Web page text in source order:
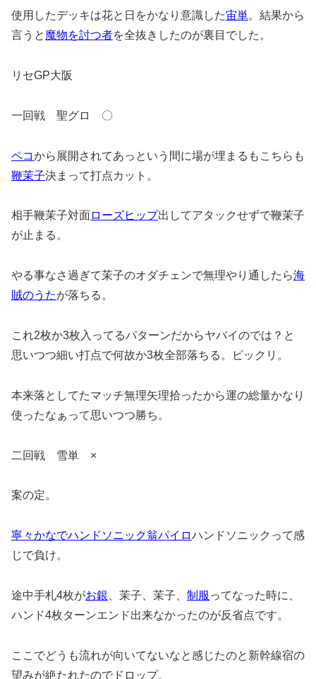
使用したデッキは花と日をかなり意識した宙単。結果から
言うと 魔物を討つ者を全抜きしたのが裏目でした。
リセGP大阪
一回戦 聖グロ 〇
ペコから展開されてあっという間に場が埋まるもこちらも
鞭茉子決まって打点カット。
相手鞭茉子対面ローズヒップ出してアタックせずで鞭茉子
が止まる。
やる事なさ過ぎて茉子のオダチェンで無理やり通したら海
賊のうたが落ちる。
これ2枚か3枚入ってるパターンだからヤバイのでは？と
思いつつ細い打点で何故か3枚全部落ちる。ビックリ。
本来落としてたマッチ無理矢理拾ったから運の総量かなり
使ったなぁって思いつつ勝ち。
二回戦 雪単 ×
案の定。
寧々かなでハンドソニック翁パイロハンドソニックって感
じで負け。
途中手札4枚がお銀 、茉子、茉子、 制服 ってなった時に、
ハンド4枚ターンエンド出来なかったのが反省点です。
ここでどうも流れが向いてないなと感じたのと新幹線宿の
望みが絶たれたのでドロップ。